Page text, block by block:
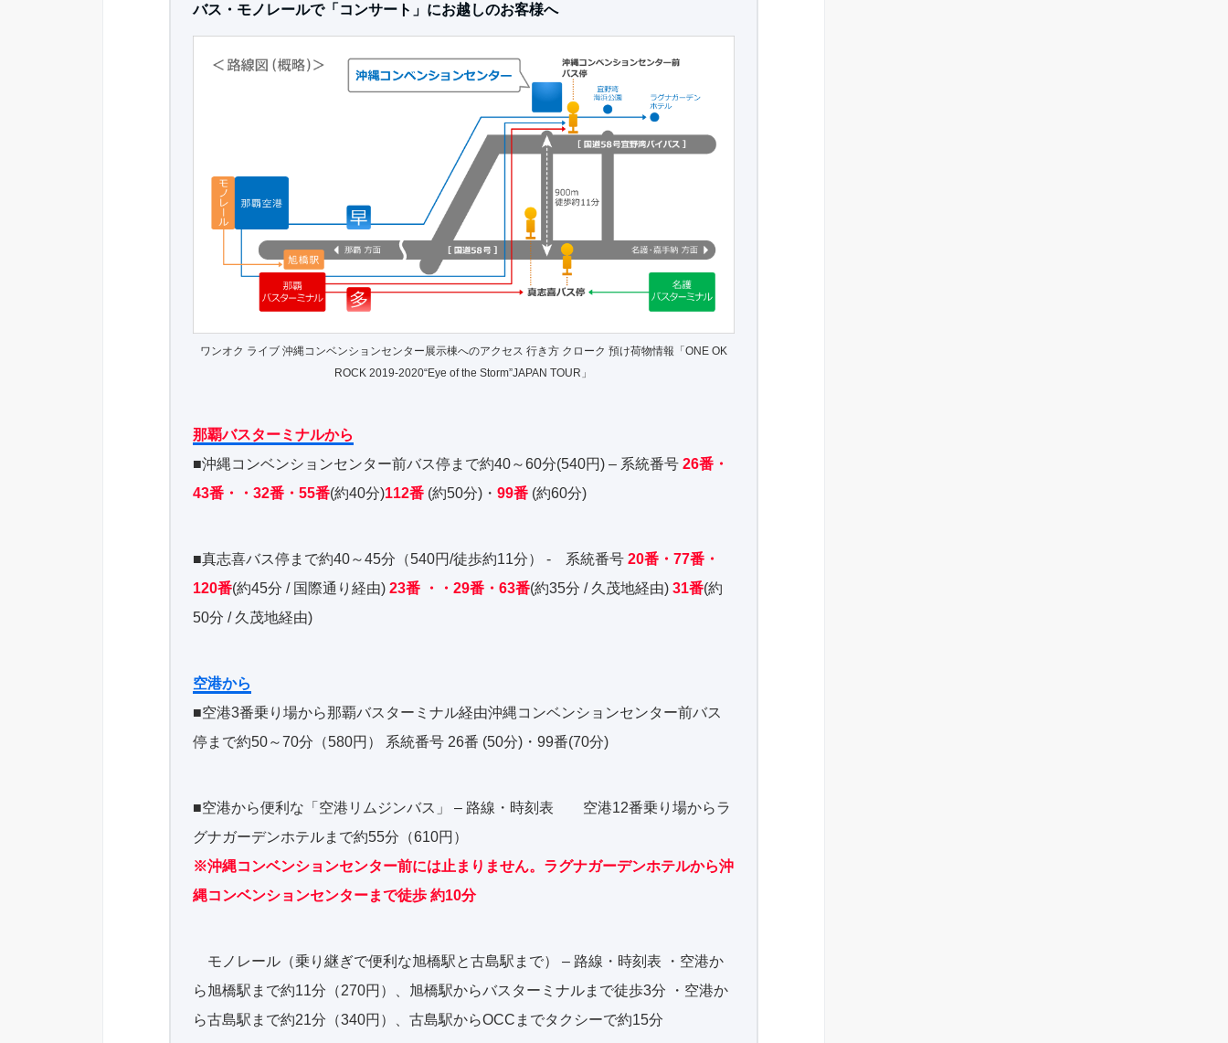
バス・モノレールで「コンサート」にお越しのお客様へ
ワンオク ライブ 沖縄コンベンションセンター展示棟へのアクセス 行き方 クローク 預け荷物情報「ONE OK
ROCK 2019-2020“Eye of the Storm”JAPAN TOUR」
那覇バスターミナルから
■沖縄コンベンションセンター前バス停まで約40～60分(540円) – 系統番号 26番・
43番・・32番・55番(約40分)112番 (約50分)・ 99番 (約60分)
■真志喜バス停まで約40～45分（540円/徒歩約11分） - 系統番号 20番・77番・
120番(約45分 / 国際通り経由) 23番 ・・29番・63番(約35分 / 久茂地経由) 31番(約
50分 / 久茂地経由)
空港から
■空港3番乗り場から那覇バスターミナル経由沖縄コンベンションセンター前バス
停まで約50～70分（580円） 系統番号 26番 (50分)・99番(70分)
■空港から便利な「空港リムジンバス」 – 路線・時刻表 空港12番乗り場からラ
グナガーデンホテルまで約55分（610円）
※沖縄コンベンションセンター前には止まりません。ラグナガーデンホテルから沖
縄コンベンションセンターまで徒歩 約10分
モノレール（乗り継ぎで便利な旭橋駅と古島駅まで） – 路線・時刻表 ・空港か
ら旭橋駅まで約11分（270円）、旭橋駅からバスターミナルまで徒歩3分 ・空港か
ら古島駅まで約21分（340円）、古島駅からOCCまでタクシーで約15分